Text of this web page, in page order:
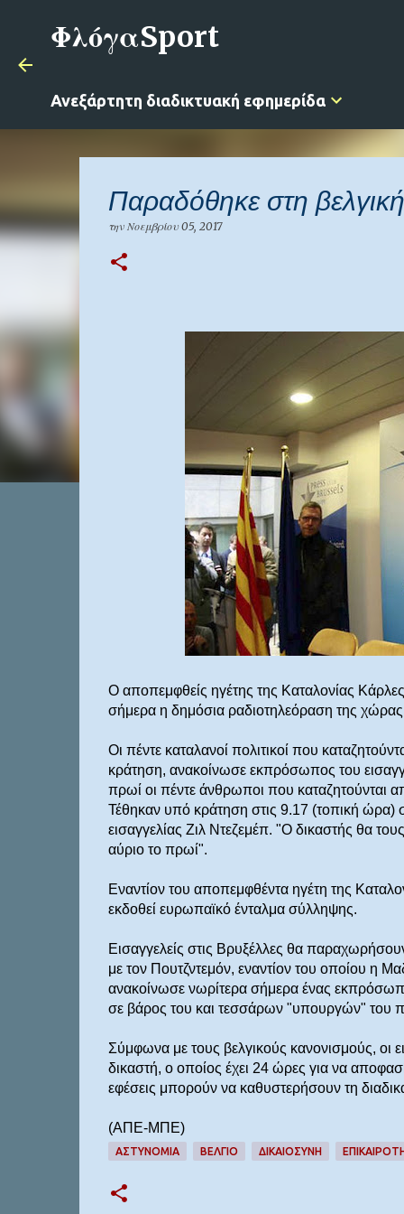
ΦλόγαSport
Ανεξάρτητη διαδικτυακή εφημερίδα
Παραδόθηκε στη
την Νοεμβρίου 05, 2017
Ο αποπεμφθείς ηγέτης της Καταλονίας
σήμερα η δημόσια ραδιοτηλεόραση της
Οι πέντε καταλανοί πολιτικοί που
κράτηση, ανακοίνωσε εκπρόσωπος του
πρωί οι πέντε άνθρωποι που καταζητούνται
Τέθηκαν υπό κράτηση στις 9.17 (τοπική
εισαγγελίας Ζιλ Ντεζεμέπ. "Ο δικαστής θα
αύριο το πρωί".
Εναντίον του αποπεμφθέντα ηγέτη της
εκδοθεί ευρωπαϊκό ένταλμα σύλληψης.
Εισαγγελείς στις Βρυξέλλες θα
με τον Πουτζντεμόν, εναντίον του οποίου η
ανακοίνωσε νωρίτερα σήμερα ένας
σε βάρος του και τεσσάρων "υπουργών" του
Σύμφωνα με τους βελγικούς κανονισμούς, οι
δικαστή, ο οποίος έχει 24 ώρες για να
εφέσεις μπορούν να καθυστερήσουν τη
(ΑΠΕ-ΜΠΕ)
ΑΣΤΥΝΟΜΙΑ ΒΕΛΓΙΟ ΔΙΚΑΙΟΣΥΝΗ